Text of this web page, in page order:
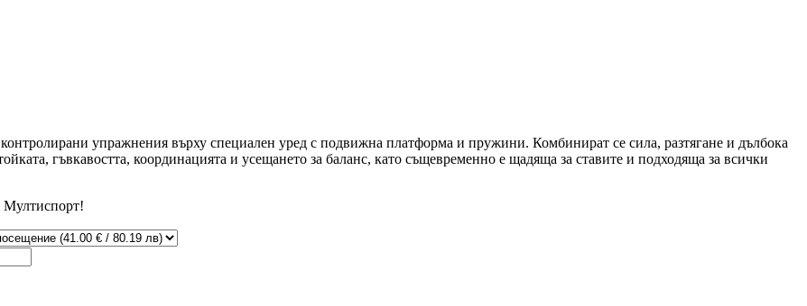
упражнения върху специален уред с подвижна платформа и пружини. Комбинират се сила, разтягане и дълбока
гъвкавостта, координацията и усещането за баланс, като същевременно е щадяща за ставите и подходяща за всички
Мултиспорт!